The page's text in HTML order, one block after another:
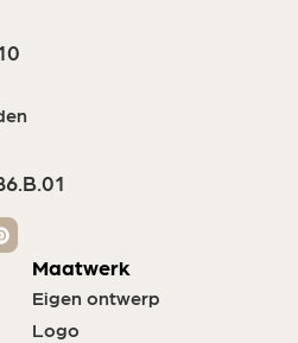
Maatwerk
Eigen ontwerp
Logo